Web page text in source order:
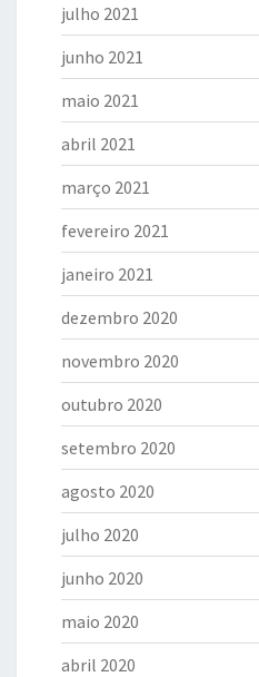
julho 2021
junho 2021
maio 2021
abril 2021
março 2021
fevereiro 2021
janeiro 2021
dezembro 2020
novembro 2020
outubro 2020
setembro 2020
agosto 2020
julho 2020
junho 2020
maio 2020
abril 2020